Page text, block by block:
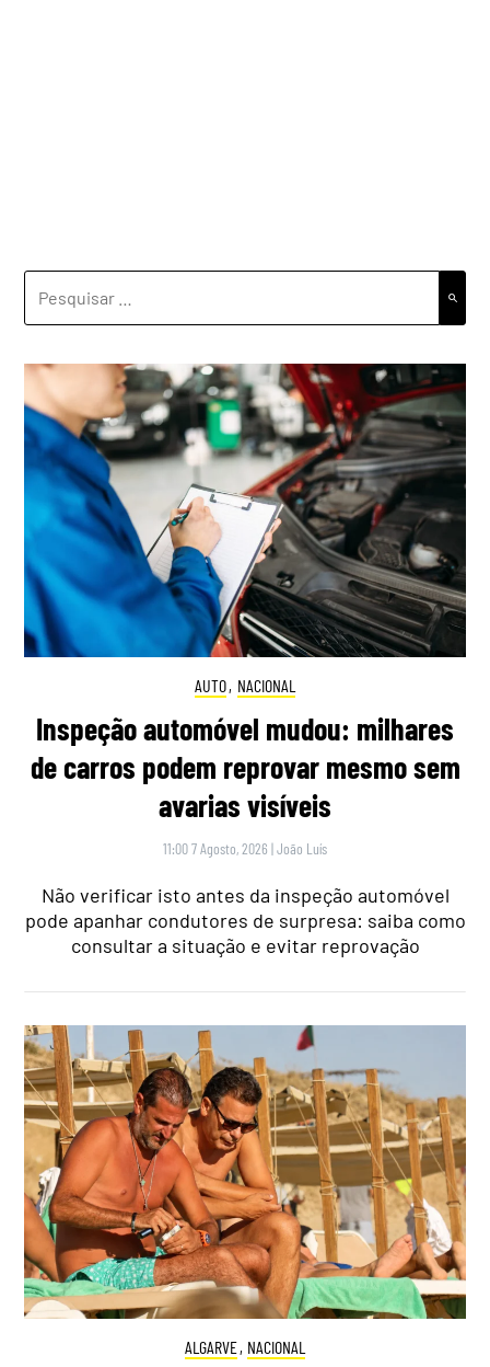
POR:
AUTO, NACIONAL
Inspeção automóvel mudou: milhares
de carros podem reprovar mesmo sem
avarias visíveis
11:00 7 Agosto, 2026 |João Luís
Não verificar isto antes da inspeção automóvel
pode apanhar condutores de surpresa: saiba como
consultar a situação e evitar reprovação
ALGARVE, NACIONAL